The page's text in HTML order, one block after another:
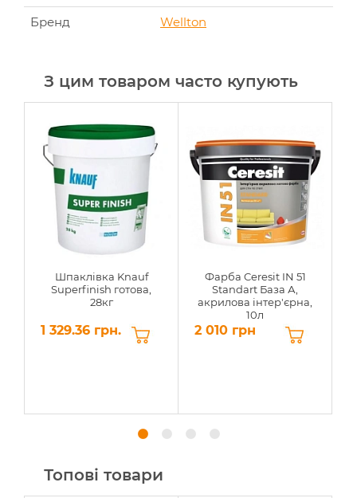
Бренд
Wellton
З цим товаром часто купують
Шпаклівка Knauf
Superfinish готова,
28кг
1 329.36 грн.
Фарба Ceresit IN 51
Standart База А,
акрилова інтер'єрна,
10л
2 010 грн
Топові товари